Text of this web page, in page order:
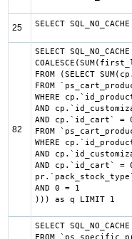
25 SELECT
82
SELECT
FROM (SELECT
FROM
WHERE
AND
AND cp.`id_cart` =
FROM
WHERE
AND
AND cp.`id_cart` =
AND 0 = 1
))) as q LIMIT 1
SELECT
FROM